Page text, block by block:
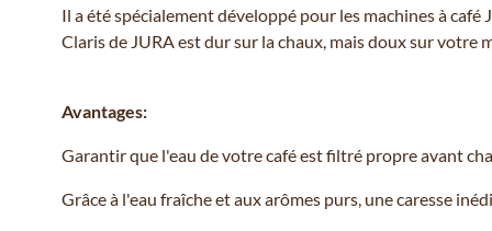
Il a été spécialement développé pour les machines à
Claris de JURA est dur sur la chaux, mais doux sur votre
Avantages:
Garantir que l'eau de votre café est filtré propre avant
Grâce à l'eau fraîche et aux arômes purs, une caresse